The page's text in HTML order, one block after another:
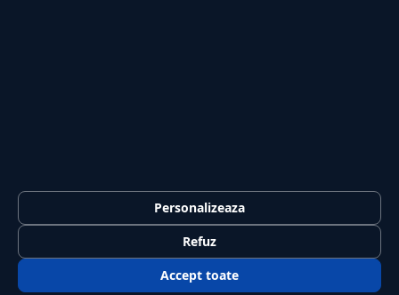
Confidențialitate
Politica de cookies
Personalizeaza
Refuz
Accept toate